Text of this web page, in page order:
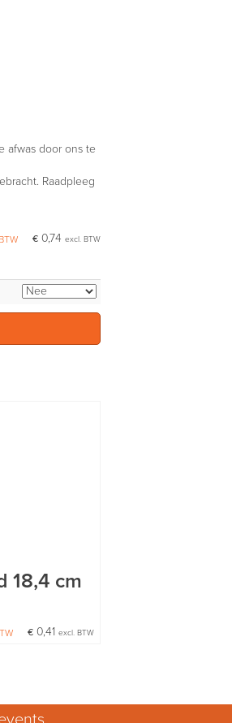
afwas door ons te
Raadpleeg
€ 0,74 excl. BTW
18,4 cm
€ 0,41excl. BTW